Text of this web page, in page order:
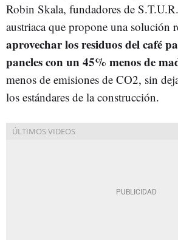
Robin Skala, fundadores de
austriaca que propone una solución
aprovechar los residuos del café
paneles con un45% menos de
menos de emisiones de CO2, sin
los estándares de la construcción.